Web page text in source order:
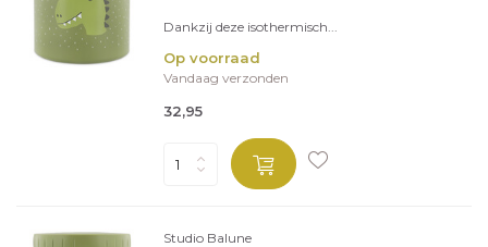
Dankzij deze isothermisch...
Op voorraad
Vandaag verzonden
32,95
Studio Balune